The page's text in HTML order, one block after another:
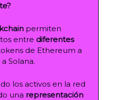
permiten
entre diferentes
de Ethereum a
Solana.
los activos en la red
una representación